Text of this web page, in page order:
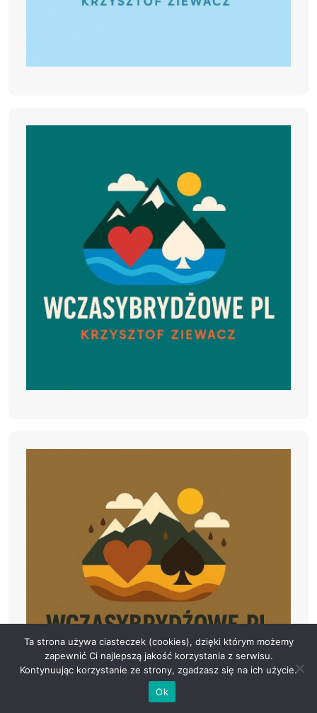
Ta strona używa ciasteczek (cookies), dzięki którym możemy
zapewnić Ci najlepszą jakość korzystania z serwisu.
Kontynuując korzystanie ze strony, zgadzasz się na ich użycie.
Ok